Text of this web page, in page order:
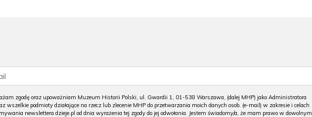
zgodę oraz upoważniam Muzeum Historii Polski, ul. Gwardii 1, 01-538 Warszawa, (dalej MHP) jako Administratora
wszelkie podmioty działające na rzecz lub zlecenie MHP do przetwarzania moich danych osob. (e-mail) w zakresie i celach
newslettera dzieje.pl od dnia wyrażenia tej zgody do jej odwołania. Jestem świadomy/a, że mam prawo w dowolnym